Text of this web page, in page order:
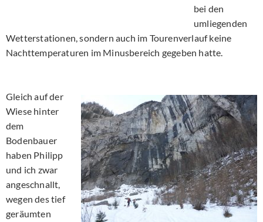
bei den
umliegenden
Wetterstationen, sondern auch im Tourenverlauf keine
Nachttemperaturen im Minusbereich gegeben hatte.
Gleich auf der
Wiese hinter
dem
Bodenbauer
haben Philipp
und ich zwar
angeschnallt,
wegen des tief
geräumten